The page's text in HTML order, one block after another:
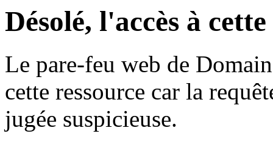
Désolé, l'accès à
Le pare-feu web de
cette ressource car la
jugée suspicieuse.